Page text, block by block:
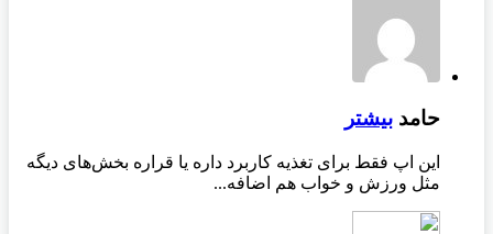
حامد بیشتر
این اپ فقط برای تغذیه کاربرد داره یا قراره بخش‌های دیگه
مثل ورزش و خواب هم اضافه...